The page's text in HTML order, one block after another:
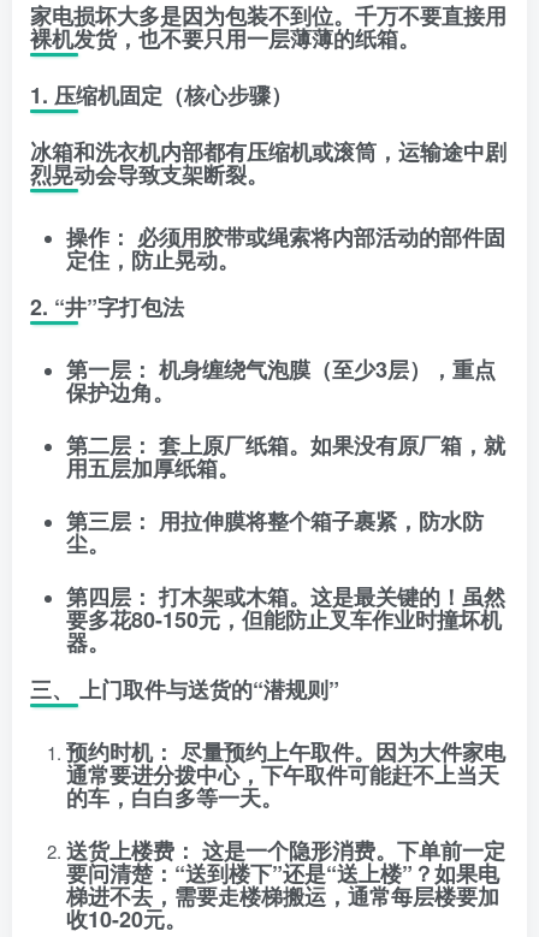
家电损坏大多是因为包装不到位。千万不要直接用
裸机发货，也不要只用一层薄薄的纸箱。
1. 压缩机固定（核心步骤）
冰箱和洗衣机内部都有压缩机或滚筒，运输途中剧
烈晃动会导致支架断裂。
操作： 必须用胶带或绳索将内部活动的部件固
定住，防止晃动。
2. “井”字打包法
第一层： 机身缠绕气泡膜 （至少3层），重点
保护边角。
第二层： 套上原厂纸箱。如果没有原厂箱，就
用五层加厚纸箱。
第三层： 用拉伸膜将整个箱子裹紧，防水防
尘。
第四层： 打木架或木箱。这是最关键的！虽然
要多花80-150元，但能防止叉车作业时撞坏机
器。
三、 上门取件与送货的“潜规则”
预约时机： 尽量预约上午取件。因为大件家电
通常要进分拨中心，下午取件可能赶不上当天
的车，白白多等一天。
送货上楼费： 这是一个隐形消费。下单前一定
要问清楚：“送到楼下”还是“送上楼”？如果电
梯进不去，需要走楼梯搬运，通常每层楼要加
收10-20元。